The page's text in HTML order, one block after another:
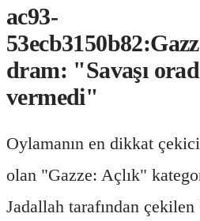
ac93-
dram: "Savaşı
vermedi"
Oylamanın en dikkat
olan "Gazze: Açlık"
Jadallah tarafından